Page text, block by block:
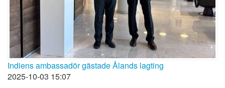
Indiens ambassadör gästade Ålands lagting
2025-10-03 15:07